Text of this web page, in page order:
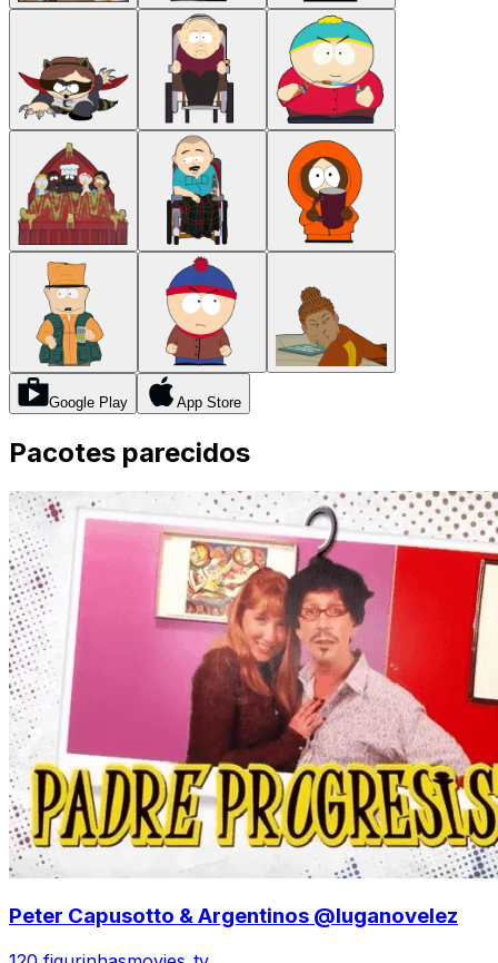
Google Play App Store
Pacotes parecidos
Peter Capusotto & Argentinos @luganovelez